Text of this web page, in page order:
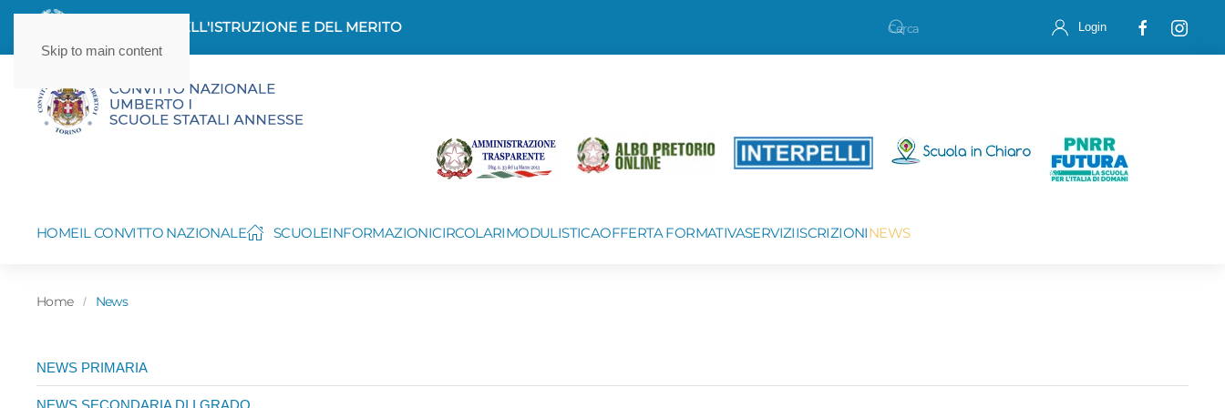
Skip to main content
MINISTERO DELL'ISTRUZIONE E DEL MERITO Login
HOMEIL CONVITTO NAZIONALE SCUOLEINFORMAZIONICIRCOLARIMODULISTICAOFFERTA FORMATIVASERVIZIISCRIZIONINEWS
Home News
NEWS PRIMARIA
NEWS SECONDARIA DI I GRADO